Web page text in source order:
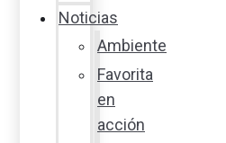
Noticias
Ambiente
Favorita
en
acción